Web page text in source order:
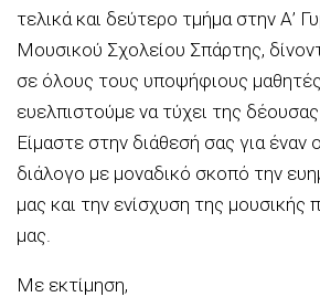
τελικά και δεύτερο τμήμα στην Α’
Μουσικού Σχολείου Σπάρτης,
σε όλους τους υποψήφιους
ευελπιστούμε να τύχει της
Είμαστε στην διάθεσή σας για έναν
διάλογο με μοναδικό σκοπό την
μας και την ενίσχυση της μουσικής
μας.
Με εκτίμηση,